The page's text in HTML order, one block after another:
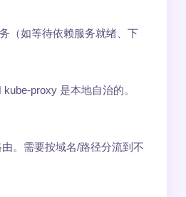
（如等待依赖服务就绪、下
proxy 是本地自治的。
。需要按域名/路径分流到不